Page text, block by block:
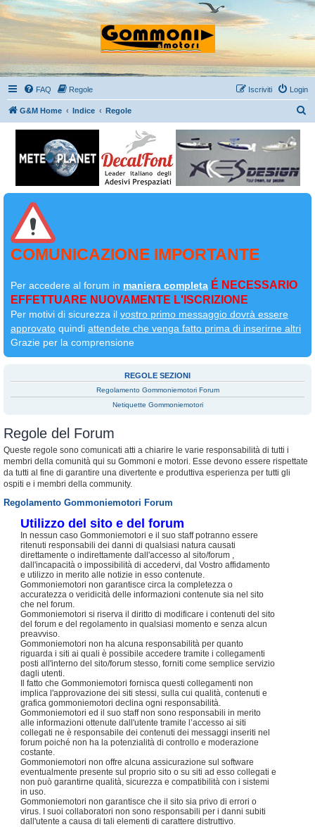
FAQ Regole Login
Iscriviti
G&M Home Indice Regole
COMUNICAZIONE IMPORTANTE
Per accedere al forum in maniera completa É NECESSARIO
EFFETTUARE NUOVAMENTE L'ISCRIZIONE
Per motivi di sicurezza il vostro primo messaggio dovrà essere
approvato quindi attendete che venga fatto prima di inserirne altri
Grazie per la comprensione
REGOLE SEZIONI
Regolamento Gommoniemotori Forum
Netiquette Gommoniemotori
Regole del Forum
Queste regole sono comunicati atti a chiarire le varie responsabilità di tutti i
membri della comunità qui su Gommoni e motori. Esse devono essere rispettate
da tutti al fine di garantire una divertente e produttiva esperienza per tutti gli
ospiti e i membri della community.
Regolamento Gommoniemotori Forum
Utilizzo del sito e del forum
In nessun caso Gommoniemotori e il suo staff potranno essere
ritenuti responsabili dei danni di qualsiasi natura causati
direttamente o indirettamente dall'accesso al sito/forum ,
dall'incapacità o impossibilità di accedervi, dal Vostro affidamento
e utilizzo in merito alle notizie in esso contenute.
Gommoniemotori non garantisce circa la completezza o
accuratezza o veridicità delle informazioni contenute sia nel sito
che nel forum.
Gommoniemotori si riserva il diritto di modificare i contenuti del sito
del forum e del regolamento in qualsiasi momento e senza alcun
preavviso.
Gommoniemotori non ha alcuna responsabilità per quanto
riguarda i siti ai quali è possibile accedere tramite i collegamenti
posti all'interno del sito/forum stesso, forniti come semplice servizio
dagli utenti.
Il fatto che Gommoniemotori fornisca questi collegamenti non
implica l'approvazione dei siti stessi, sulla cui qualità, contenuti e
grafica gommoniemotori declina ogni responsabilità.
Gommoniemotori ed il suo staff non sono responsabili in merito
alle informazioni ottenute dall'utente tramite l’accesso ai siti
collegati ne è responsabile dei contenuti dei messaggi inseriti nel
forum poiché non ha la potenzialità di controllo e moderazione
costante.
Gommoniemotori non offre alcuna assicurazione sul software
eventualmente presente sul proprio sito o su siti ad esso collegati e
non può garantirne qualità, sicurezza e compatibilità con i sistemi
in uso.
Gommoniemotori non garantisce che il sito sia privo di errori o
virus. I suoi collaboratori non sono responsabili per i danni subiti
dall'utente a causa di tali elementi di carattere distruttivo.